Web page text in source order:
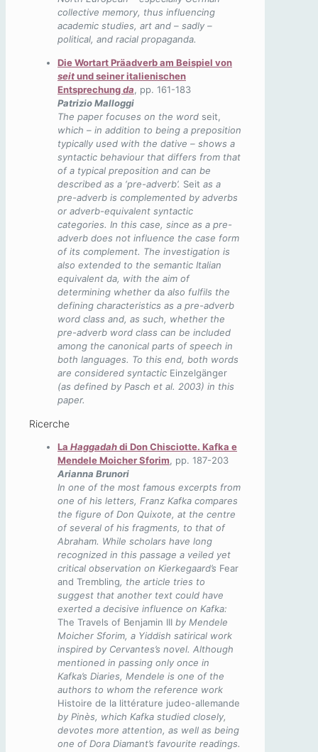
collective memory, thus influencing
academic studies, art and – sadly –
political, and racial propaganda.
Die Wortart Präadverb am Beispiel von
seitund seiner italienischen
Entsprechungda, pp. 161-183
Patrizio Malloggi
The paper focuses on the word seit,
which – in addition to being a preposition
typically used with the dative – shows a
syntactic behaviour that differs from that
of a typical preposition and can be
described as a ‘pre-adverb’. Seit as a
pre-adverb is complemented by adverbs
or adverb-equivalent syntactic
categories. In this case, since as a pre-
adverb does not influence the case form
of its complement. The investigation is
also extended to the semantic Italian
equivalent da, with the aim of
determining whether da also fulfils the
defining characteristics as a pre-adverb
word class and, as such, whether the
pre-adverb word class can be included
among the canonical parts of speech in
both languages. To this end, both words
are considered syntactic Einzelgänger
(as defined by Pasch et al. 2003) in this
paper.
Ricerche
La Haggadahdi Don Chisciotte. Kafka e
Mendele Moicher Sforim, pp. 187-203
Arianna Brunori
In one of the most famous excerpts from
one of his letters, Franz Kafka compares
the figure of Don Quixote, at the centre
of several of his fragments, to that of
Abraham. While scholars have long
recognized in this passage a veiled yet
critical observation on Kierkegaards Fear
and Trembling, the article tries to
suggest that another text could have
exerted a decisive influence on Kafka:
The Travels of Benjamin III by Mendele
Moicher Sforim, a Yiddish satirical work
inspired by Cervantes’s novel. Although
mentioned in passing only once in
Kafkas Diaries, Mendele is one of the
authors to whom the reference work
Histoire de la littérature judeo-allemande
by Pinès, which Kafka studied closely,
devotes more attention, as well as being
one of Dora Diamant’s favourite readings.